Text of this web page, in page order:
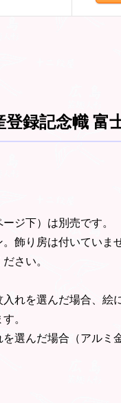
登録記念幟 富
ージ下）は別売です。
飾り房は付いていま
さい。
れを選んだ場合、絵
。
選んだ場合（アルミ